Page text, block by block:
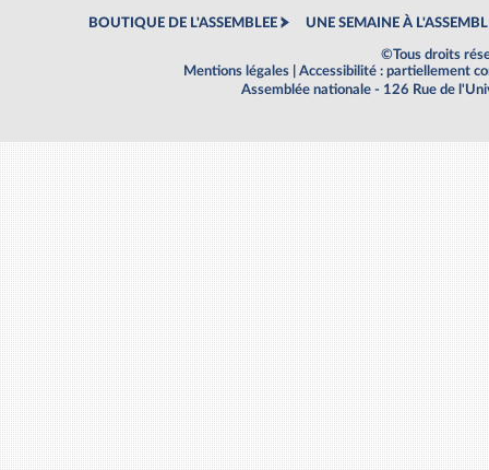
BOUTIQUE DE L'ASSEMBLEE UNE SEMAINE À
©Tous droits
Mentions légales
Accessibilité : partiellement
Assemblée nationale - 126 Rue de